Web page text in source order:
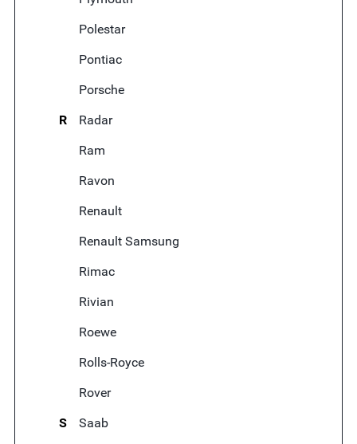
Polestar
Pontiac
Porsche
R
Radar
Ram
Ravon
Renault
Renault Samsung
Rimac
Rivian
Roewe
Rolls-Royce
Rover
S
Saab